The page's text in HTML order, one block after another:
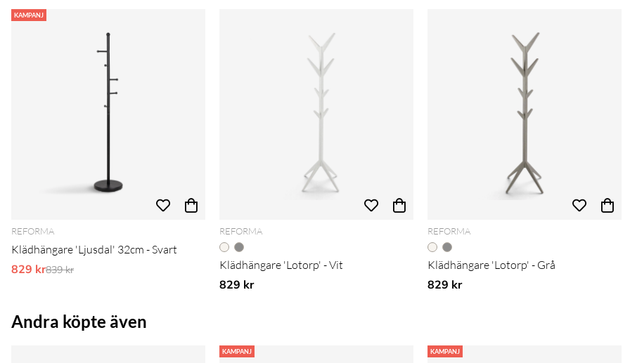
KAMPANJ
REFORMA
Klädhängare 'Ljusdal' 32cm - Svart
829 krOrdinarie pris:
839 kr
REFORMA
Klädhängare 'Lotorp' - Vit
829 kr
REFORMA
Klädhängare 'Lotorp' - Grå
829 kr
Andra köpte även
KAMPANJ KAMPANJ